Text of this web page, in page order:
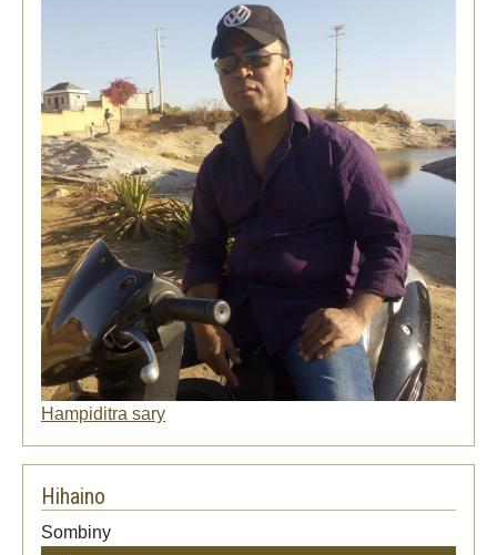
Hampiditra sary
Hihaino
SombinyAudio